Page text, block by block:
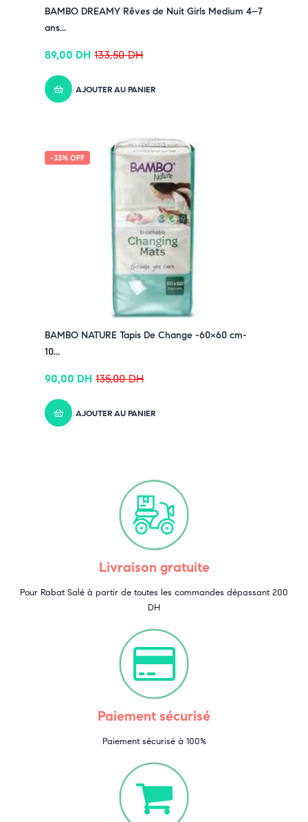
BAMBO DREAMY Rêves de Nuit Girls Medium 4–7
ans...
133,50DH
89,00 DH
AJOUTER AU PANIER
-33% OFF
BAMBO NATURE Tapis De Change -60×60 cm-
10...
135,00DH
90,00 DH
AJOUTER AU PANIER
Livraison gratuite
Pour Rabat Salé à partir de toutes les commandes dépassant 200
DH
Paiement sécurisé
Paiement sécurisé à 100%